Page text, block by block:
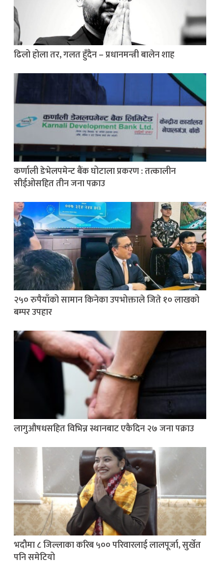
ढिलो होला तर, गलत हुँदैन – प्रधानमन्त्री बालेन शाह
कर्णाली डेभेलपमेन्ट बैंक घोटाला प्रकरण : तत्कालीन
सीईओसहित तीन जना पक्राउ
२५० रुपैयाँको सामान किनेका उपभोक्ताले जिते १० लाखको
बम्पर उपहार
लागुऔषधसहित विभिन्न स्थानबाट एकैदिन २७ जना पक्राउ
भदौमा ८ जिल्लाका करिब ५०० परिवारलाई लालपूर्जा, सुर्खेत
पनि समेटियो